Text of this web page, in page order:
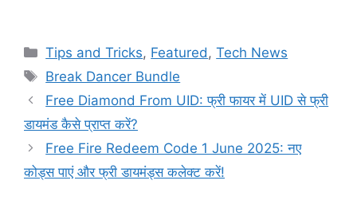
Categories
Tips and Tricks, Featured,Tech News
Tags
Break Dancer Bundle
Free Diamond From UID: फ्री फायर में UID से फ्री
डायमंड कैसे प्राप्त करें?
Free Fire Redeem Code 1 June 2025: नए
कोड्स पाएं और फ्री डायमंड्स कलेक्ट करें!